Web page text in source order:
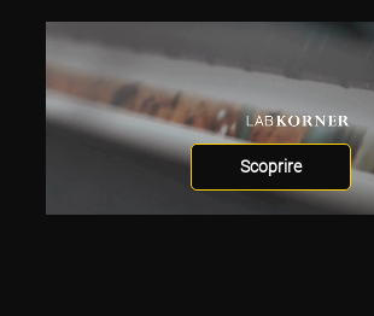
Scoprire